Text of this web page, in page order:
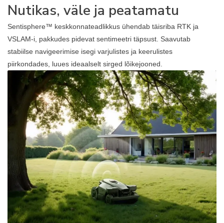
Nutikas, väle ja peatamatu
Sentisphere™ keskkonnateadlikkus ühendab täisriba RTK ja
VSLAM-i, pakkudes pidevat sentimeetri täpsust. Saavutab
stabiilse navigeerimise isegi varjulistes ja keerulistes
piirkondades, luues ideaalselt sirged lõikejooned.